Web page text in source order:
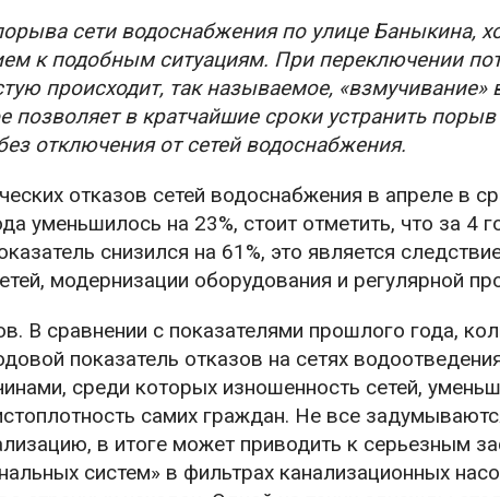
сети водоснабжения по улице Баныкина,
к подобным ситуациям. При переключении
происходит, так называемое,
позволяет в кратчайшие сроки устранить
отключения от сетей водоснабжения.
отказов сетей водоснабжения в апреле в
уменьшилось на 23%, стоит отметить, что за 4
снизился на 61%, это является
модернизации оборудования и регулярной
В сравнении с показателями прошлого года,
показатель отказов на сетях
среди которых изношенность сетей,
самих граждан. Не все
в итоге может приводить к серьезным
систем» в фильтрах канализационных